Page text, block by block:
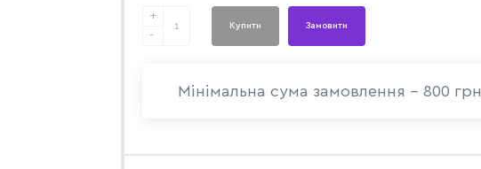
+
-
Купити Замовити
Мінімальна сума замовлення - 800 грн